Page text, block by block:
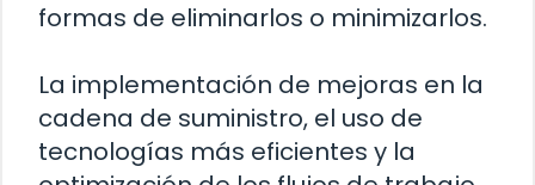
formas de eliminarlos o minimizarlos.
La implementación de mejoras en la
cadena de suministro, el uso de
tecnologías más eficientes y la